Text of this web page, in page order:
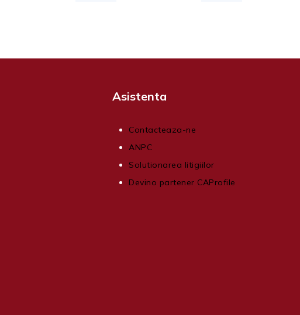
Asistenta
Contacteaza-ne
ANPC
Solutionarea litigiilor
Devino partener CAProfile